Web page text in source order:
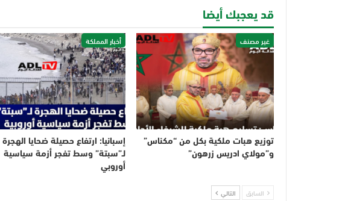
قد يعجبك أيضا
غير مصنف
توزيع هبات ملكية بكل من “مكناس”
و”مولاي ادريس زرهون”
أخبار المملكة
إسبانيا: ارتفاع حصيلة ضحايا الهجرة
لـ”سبتة” وسط تفجر أزمة سياسية
أوروبي
السابق التالي